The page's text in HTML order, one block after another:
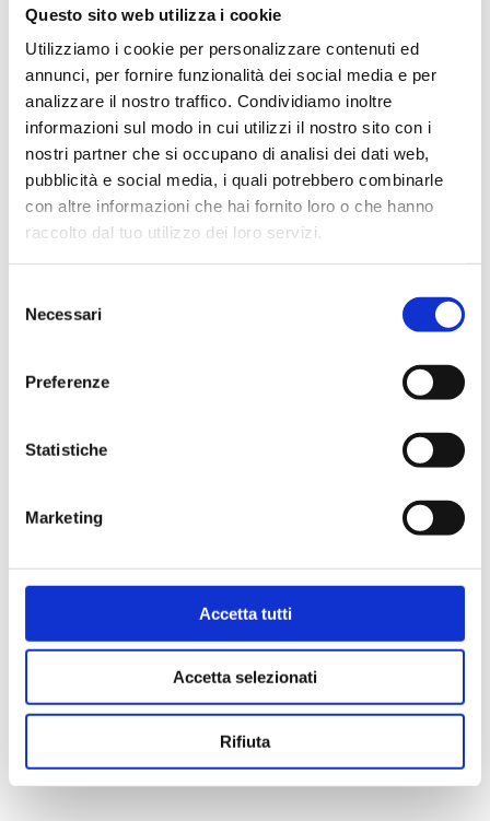
Questo sito web utilizza i cookie
Utilizziamo i cookie per personalizzare contenuti ed
annunci, per fornire funzionalità dei social media e per
analizzare il nostro traffico. Condividiamo inoltre
informazioni sul modo in cui utilizzi il nostro sito con i
nostri partner che si occupano di analisi dei dati web,
pubblicità e social media, i quali potrebbero combinarle
con altre informazioni che hai fornito loro o che hanno
raccolto dal tuo utilizzo dei loro servizi.
delNecessari
Preferenze
Statistiche
Marketing
Accetta tutti
Accetta selezionati
Rifiuta
di
da
48,80 €
a